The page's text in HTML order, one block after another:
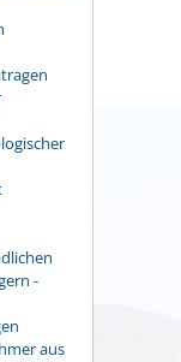
-
aus